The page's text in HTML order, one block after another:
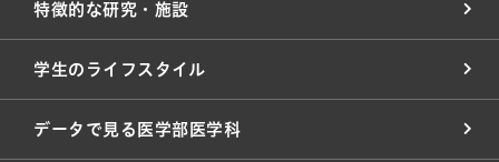
特徴的な研究・施設
学生のライフスタイル
データで見る医学部医学科